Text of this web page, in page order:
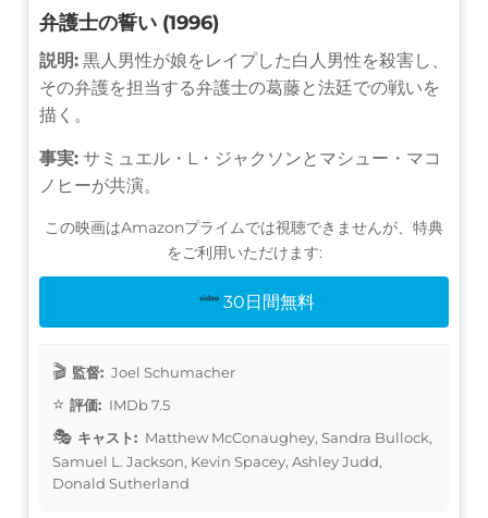
弁護士の誓い (1996)
説明: 黒人男性が娘をレイプした白人男性を殺害し、
その弁護を担当する弁護士の葛藤と法廷での戦いを
描く。
事実: サミュエル・L・ジャクソンとマシュー・マコ
ノヒーが共演。
この映画はAmazonプライムでは視聴できませんが、特典
をご利用いただけます:
30日間無料
監督: Joel Schumacher
評価: IMDb 7.5
キャスト: Matthew McConaughey, Sandra Bullock,
Samuel L. Jackson, Kevin Spacey, Ashley Judd,
Donald Sutherland